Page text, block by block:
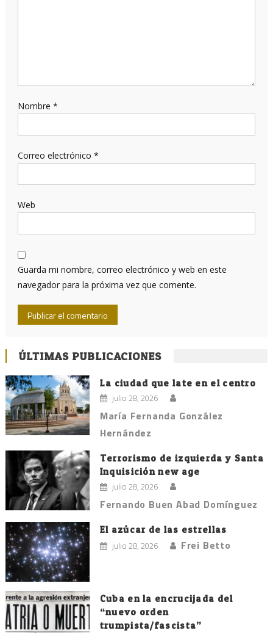
Nombre *
Correo electrónico *
Web
Guarda mi nombre, correo electrónico y web en este
navegador para la próxima vez que comente.
ÚLTIMAS PUBLICACIONES
La ciudad que late en el centro
julio 28, 2026
María Fernanda González
Hernández
Terrorismo de izquierda y Santa
Inquisición new age
julio 28, 2026
Fernando Buen Abad Domínguez
El azúcar de las estrellas
julio 28, 2026 Frei Betto
Cuba en la encrucijada del
“nuevo orden
trumpista/fascista”